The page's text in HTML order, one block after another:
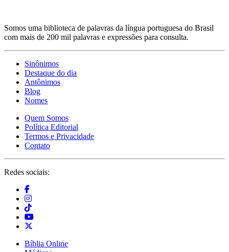
Somos uma biblioteca de palavras da língua portuguesa do Brasil
com mais de 200 mil palavras e expressões para consulta.
Sinônimos
Destaque do dia
Antônimos
Blog
Nomes
Quem Somos
Política Editorial
Termos e Privacidade
Contato
Redes sociais:
Bíblia Online